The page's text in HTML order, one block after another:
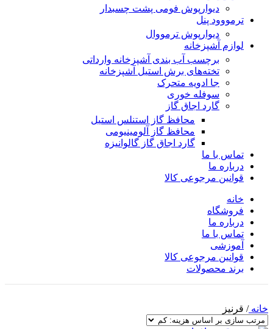
دیوارپوش فومی پشت چسبدار
ترمووود پنل
دیوارپوش ترمووال
لوازم آشپزخانه
برچسب آب بندی آشپزخانه وارداتی
تخته‌های برش استیل آشپزخانه
جا ادویه متحرک
سوفله خوری
گارد اجاق گاز
محافظ گاز استنلس استیل
محافظ گاز آلومینیومی
گارد اجاق گاز گالوانیزه
تماس با ما
درباره ما
قوانین مرجوعی کالا
خانه
فروشگاه
درباره ما
تماس با ما
آموزشی
قوانین مرجوعی کالا
برند محصولات
خانه/ قرنیز